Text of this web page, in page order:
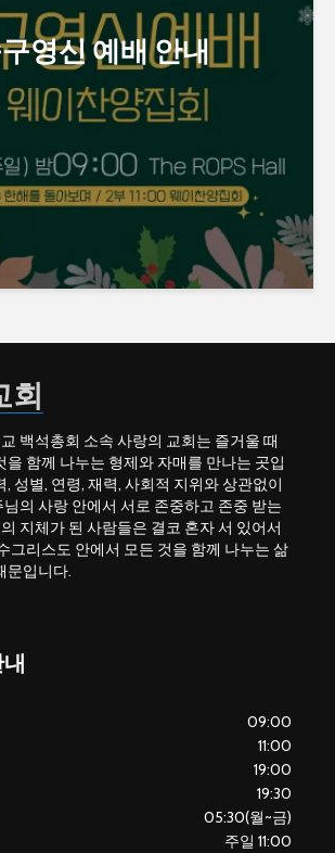
영신 예배 안내
회
백석총회 소속 사랑의 교회는 즐거울 때
을 함께 나누는 형제와 자매를 만나는 곳입
, 성별, 연령, 재력, 사회적 지위와 상관없이
의 사랑 안에서 서로 존중하고 존중 받는
지체가 된 사람들은 결코 혼자 서 있어서
그리스도 안에서 모든 것을 함께 나누는 삶
문입니다.
09:00
11:00
19:00
19:30
05:30(월~금)
주일 11:00